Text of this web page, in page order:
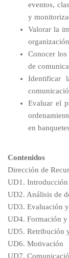
eventos,
y
Valorar la
Conocer
de
Identificar
Evaluar el
en
Contenidos
Dirección de
UD1. Introducción
UD2. Análisis de
UD3. Evaluación
UD4. Formación y
UD5. Retribución
UD6. Motivación
UD7.